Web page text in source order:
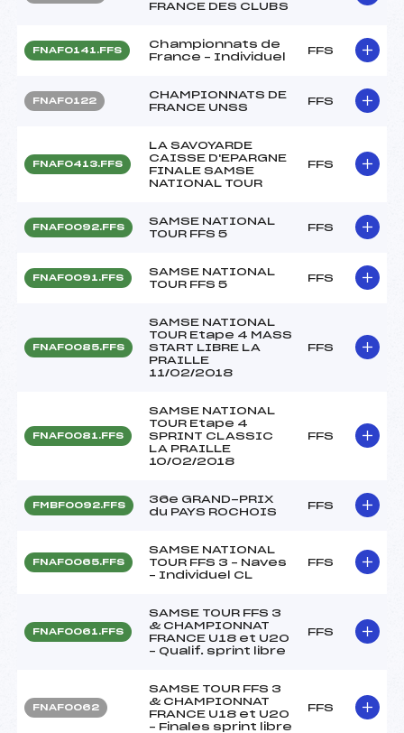
FRANCE DES CLUBS
FNAF0141.FFS
Championnats de
France – Individuel
FFS
FNAF0122
CHAMPIONNATS DE
FRANCE UNSS
FFS
FNAF0413.FFS
LA SAVOYARDE
CAISSE D'EPARGNE
FINALE SAMSE
NATIONAL TOUR
FFS
FNAF0092.FFS
SAMSE NATIONAL
TOUR FFS 5
FFS
FNAF0091.FFS
SAMSE NATIONAL
TOUR FFS 5
FFS
FNAF0085.FFS
SAMSE NATIONAL
TOUR Etape 4 MASS
START LIBRE LA
PRAILLE
11/02/2018
FFS
FNAF0081.FFS
SAMSE NATIONAL
TOUR Etape 4
SPRINT CLASSIC
LA PRAILLE
10/02/2018
FFS
FMBF0092.FFS
36e GRAND-PRIX
du PAYS ROCHOIS
FFS
FNAF0065.FFS
SAMSE NATIONAL
TOUR FFS 3 – Naves
– Individuel CL
FFS
FNAF0061.FFS
SAMSE TOUR FFS 3
& CHAMPIONNAT
FRANCE U18 et U20
– Qualif. sprint libre
FFS
FNAF0062
SAMSE TOUR FFS 3
& CHAMPIONNAT
FRANCE U18 et U20
– Finales sprint libre
FFS